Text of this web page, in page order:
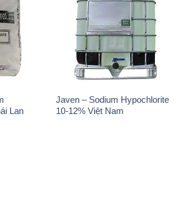
Lan
Javen – Sodium Hypochlorite
10-12% Việt Nam